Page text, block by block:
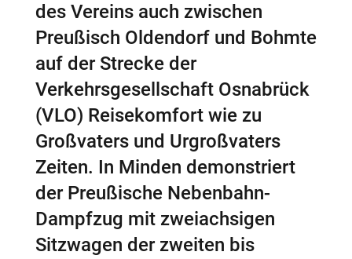
des Vereins auch zwischen
Preußisch Oldendorf und Bohmte
auf der Strecke der
Verkehrsgesellschaft Osnabrück
(VLO) Reisekomfort wie zu
Großvaters und Urgroßvaters
Zeiten. In Minden demonstriert
der Preußische Nebenbahn-
Dampfzug mit zweiachsigen
Sitzwagen der zweiten bis